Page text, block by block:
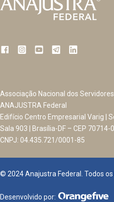
Associação Nacional dos
ANAJUSTRA Federal
Edifício Centro Empresarial Varig |
Sala 903 | Brasília-DF – CEP 70714-
CNPJ: 04.435.721/0001-85
© 2024 Anajustra Federal. Todos os
Desenvolvido por: